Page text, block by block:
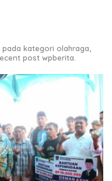
kategori olahraga,
post wpberita.